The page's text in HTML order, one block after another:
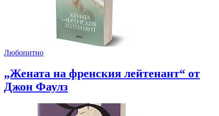
Любопитно
„Жената на френския лейтенант“ от
Джон Фаулз